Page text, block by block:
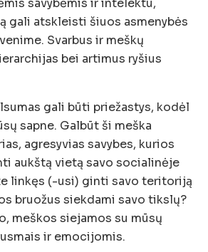
savybėmis ir intelektu,
gali atskleisti šiuos asmenybės
Svarbus ir meškų
bei artimus ryšius
gali būti priežastys, kodėl
sapne. Galbūt ši meška
agresyvias savybes, kurios
aukštą vietą savo socialinėje
linkęs (-usi) ginti savo teritoriją
bruožus siekdami savo tikslų?
meškos siejamos su mūsų
ir emocijomis.